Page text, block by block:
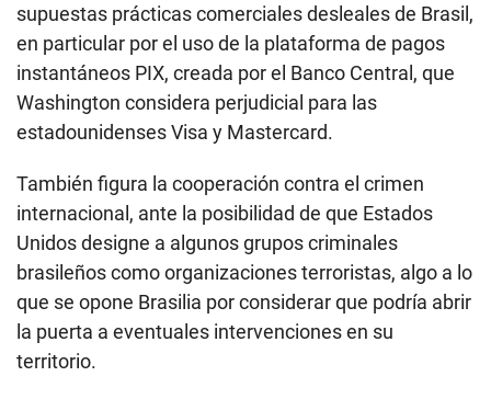
supuestas prácticas comerciales desleales de Brasil,
en particular por el uso de la plataforma de pagos
instantáneos PIX, creada por el Banco Central, que
Washington considera perjudicial para las
estadounidenses Visa y Mastercard.
También figura la cooperación contra el crimen
internacional, ante la posibilidad de que Estados
Unidos designe a algunos grupos criminales
brasileños como organizaciones terroristas, algo a lo
que se opone Brasilia por considerar que podría abrir
la puerta a eventuales intervenciones en su
territorio.